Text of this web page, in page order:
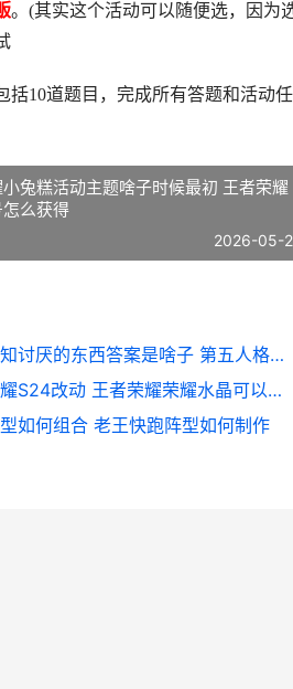
。(其实这个活动可以随便选，因为
道题目，完成所有答题和活动任
兔糕活动主题啥子时候最初 王者荣耀
么获得
2026-05-
第五人格先知讨厌的东西答案是啥子 第五人格先知攻略技巧
王者荣耀荣耀S24改动 王者荣耀荣耀水晶可以送人吗
如何组合 老王快跑阵型如何制作